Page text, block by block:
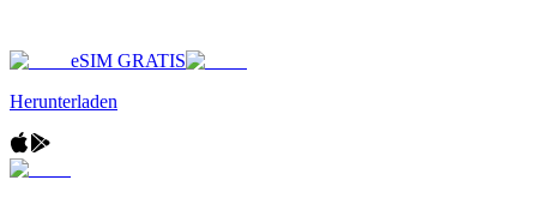
eSIM GRATIS
Herunterladen